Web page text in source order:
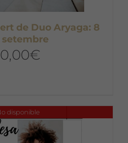
de Duo Aryaga: 8
setembre
€
disponible